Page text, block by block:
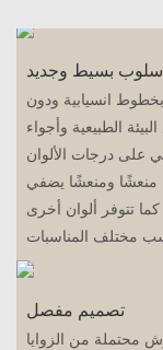
أسلوب بسيط وجديد
انسيابية ودون
الطبيعية وأجواء
على درجات الألوان
منعشًا ومنعشًا يضفي
تتوفر ألوان أخرى
تصميم مفصل
محتملة من الزوايا